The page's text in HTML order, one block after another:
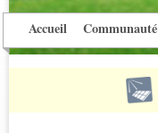
Accueil Communauté